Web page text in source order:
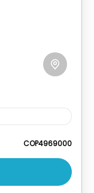
Reservar
COP4969000